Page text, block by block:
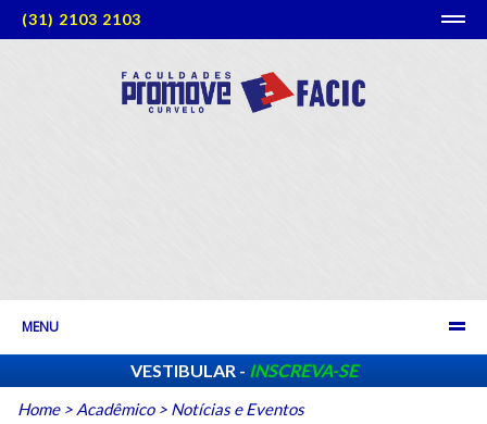
(31) 2103 2103
MENU
VESTIBULAR - INSCREVA-SE
Home > Acadêmico > Notícias e Eventos